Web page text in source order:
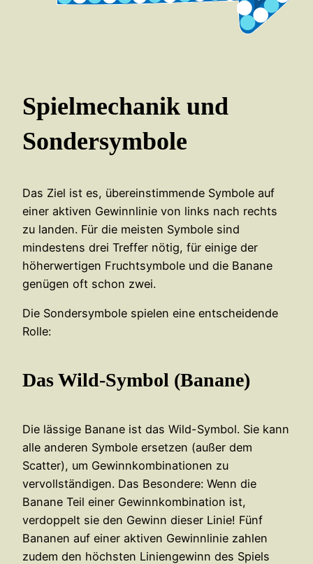
Spielmechanik und
Sondersymbole
Das Ziel ist es, übereinstimmende Symbole auf
einer aktiven Gewinnlinie von links nach rechts
zu landen. Für die meisten Symbole sind
mindestens drei Treffer nötig, für einige der
höherwertigen Fruchtsymbole und die Banane
genügen oft schon zwei.
Die Sondersymbole spielen eine entscheidende
Rolle:
Das Wild-Symbol (Banane)
Die lässige Banane ist das Wild-Symbol. Sie kann
alle anderen Symbole ersetzen (außer dem
Scatter), um Gewinnkombinationen zu
vervollständigen. Das Besondere: Wenn die
Banane Teil einer Gewinnkombination ist,
verdoppelt sie den Gewinn dieser Linie! Fünf
Bananen auf einer aktiven Gewinnlinie zahlen
zudem den höchsten Liniengewinn des Spiels